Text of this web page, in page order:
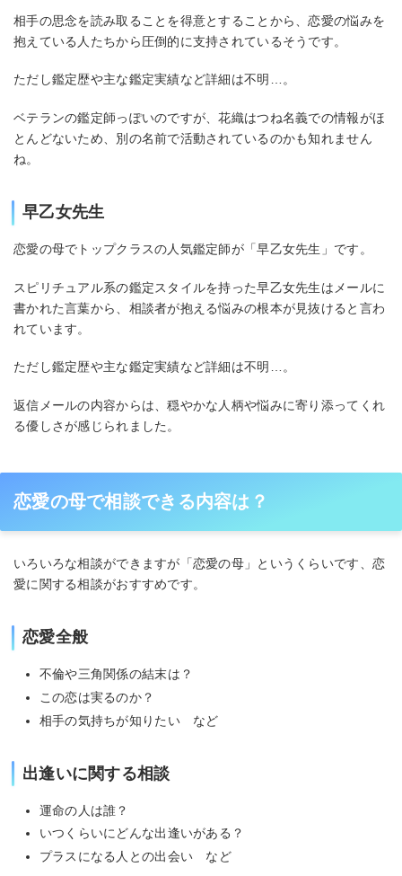
相手の思念を読み取ることを得意とすることから、恋愛の悩みを
抱えている人たちから圧倒的に支持されているそうです。
ただし鑑定歴や主な鑑定実績など詳細は不明…。
ベテランの鑑定師っぽいのですが、花織はつね名義での情報がほ
とんどないため、別の名前で活動されているのかも知れません
ね。
早乙女先生
恋愛の母でトップクラスの人気鑑定師が「早乙女先生」です。
スピリチュアル系の鑑定スタイルを持った早乙女先生はメールに
書かれた言葉から、相談者が抱える悩みの根本が見抜けると言わ
れています。
ただし鑑定歴や主な鑑定実績など詳細は不明…。
返信メールの内容からは、穏やかな人柄や悩みに寄り添ってくれ
る優しさが感じられました。
恋愛の母で相談できる内容は？
いろいろな相談ができますが「恋愛の母」というくらいです、恋
愛に関する相談がおすすめです。
恋愛全般
不倫や三角関係の結末は？
この恋は実るのか？
相手の気持ちが知りたい など
出逢いに関する相談
運命の人は誰？
いつくらいにどんな出逢いがある？
プラスになる人との出会い など